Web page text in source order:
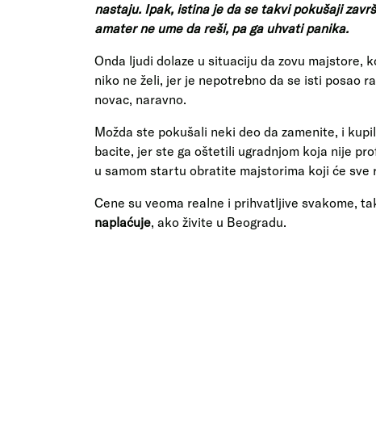
nastaju. Ipak, istina je da se takvi pokušaji
amater ne ume da reši, pa ga uhvati panika.
Onda ljudi dolaze u situaciju da zovu majstore,
niko ne želi, jer je nepotrebno da se isti posao
novac, naravno.
Možda ste pokušali neki deo da zamenite, i
bacite, jer ste ga oštetili ugradnjom koja nije
u samom startu obratite majstorima koji će
Cene su veoma realne i prihvatljive svakome,
naplaćuje, ako živite u Beogradu.